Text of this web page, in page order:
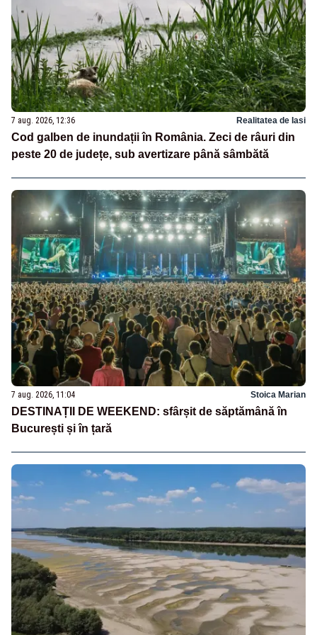
7 aug. 2026, 12:36 Realitatea de Iasi
Cod galben de inundații în România. Zeci de râuri din
peste 20 de județe, sub avertizare până sâmbătă
7 aug. 2026, 11:04 Stoica Marian
DESTINAȚII DE WEEKEND: sfârșit de săptămână în
București și în țară